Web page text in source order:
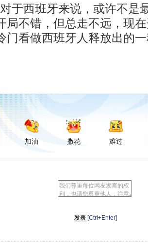
西班牙来说，或许不是
局不错，但总走不远，现
门看做西班牙人释放出的
加油 撒花 难过
[Ctrl+Enter]